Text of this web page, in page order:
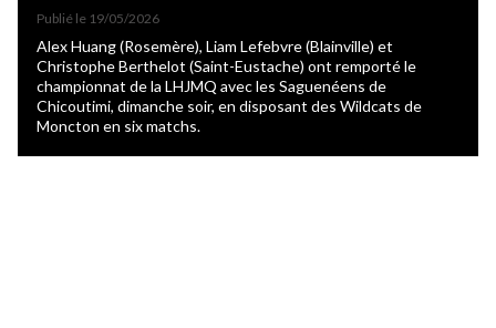
Publié le 19/05/2026
Alex Huang (Rosemère), Liam Lefebvre (Blainville) et
Christophe Berthelot (Saint-Eustache) ont remporté le
championnat de la LHJMQ avec les Saguenéens de
Chicoutimi, dimanche soir, en disposant des Wildcats de
Moncton en six matchs.